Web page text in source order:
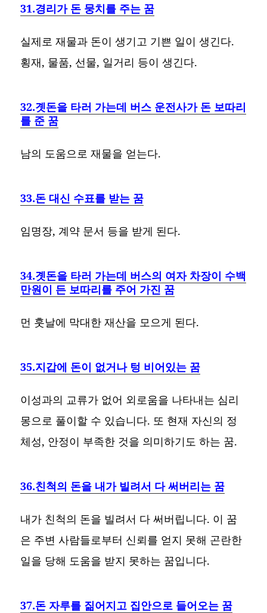
31.경리가 돈 뭉치를 주는 꿈
실제로 재물과 돈이 생기고 기쁜 일이 생긴다.
횡재, 물품, 선물, 일거리 등이 생긴다.
32.곗돈을 타러 가는데 버스 운전사가 돈 보따리
를 준 꿈
남의 도움으로 재물을 얻는다.
33.돈 대신 수표를 받는 꿈
임명장, 계약 문서 등을 받게 된다.
34.곗돈을 타러 가는데 버스의 여자 차장이 수백
만원이 든 보따리를 주어 가진 꿈
먼 훗날에 막대한 재산을 모으게 된다.
35.지갑에 돈이 없거나 텅 비어있는 꿈
이성과의 교류가 없어 외로움을 나타내는 심리
몽으로 풀이할 수 있습니다. 또 현재 자신의 정
체성, 안정이 부족한 것을 의미하기도 하는 꿈.
36.친척의 돈을 내가 빌려서 다 써버리는 꿈
내가 친척의 돈을 빌려서 다 써버립니다. 이 꿈
은 주변 사람들로부터 신뢰를 얻지 못해 곤란한
일을 당해 도움을 받지 못하는 꿈입니다.
37.돈 자루를 짊어지고 집안으로 들어오는 꿈